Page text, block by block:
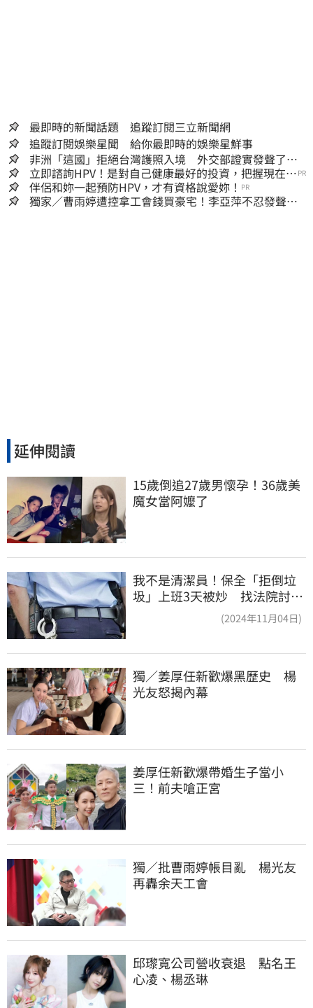
最即時的新聞話題 追蹤訂閱三立新聞網
追蹤訂閱娛樂星聞 給你最即時的娛樂星鮮事
非洲「這國」拒絕台灣護照入境 外交部證實發聲了：
持續交涉聯繫
立即諮詢HPV！是對自己健康最好的投資，把握現在不
嫌晚！
PR
伴侶和妳一起預防HPV，才有資格說愛妳！ PR
獨家／曹雨婷遭控拿工會錢買豪宅！李亞萍不忍發聲：
延伸閱讀
15歲倒追27歲男懷孕！36歲美
魔女當阿嬤了
我不是清潔員！保全「拒倒垃
圾」上班3天被炒 找法院討公
(2024年11月04日)
獨／姜厚任新歡爆黑歷史　楊
光友怒揭內幕
姜厚任新歡爆帶婚生子當小
三！前夫嗆正宮
獨／批曹雨婷帳目亂　楊光友
再轟余天工會
邱瓈寬公司營收衰退　點名王
心凌、楊丞琳